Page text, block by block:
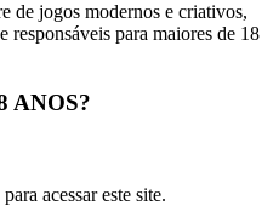
de jogos modernos e criativos,
responsáveis para maiores de 18
ANOS?
acessar este site.